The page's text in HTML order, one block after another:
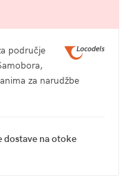
područje
za narudžbe
na otoke